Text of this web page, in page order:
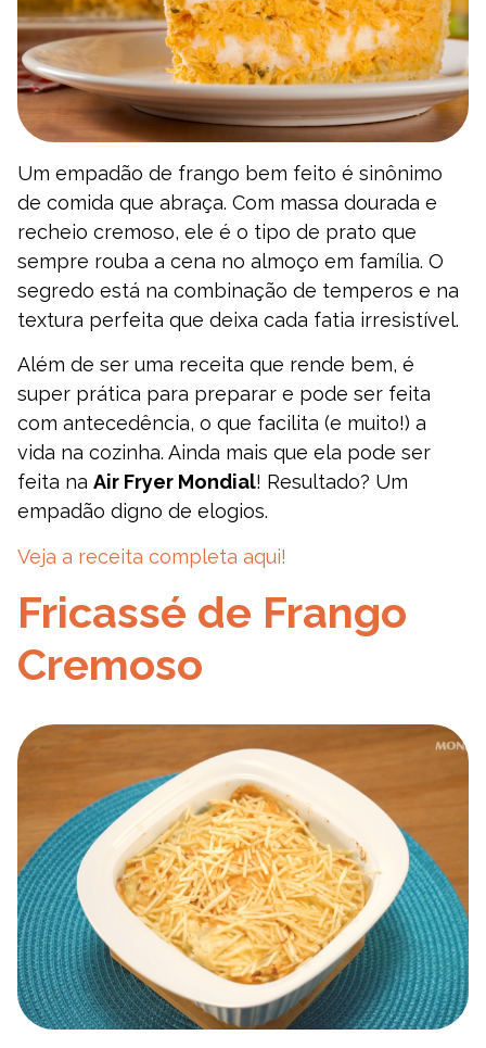
Um empadão de frango bem feito é sinônimo
de comida que abraça. Com massa dourada e
recheio cremoso, ele é o tipo de prato que
sempre rouba a cena no almoço em família. O
segredo está na combinação de temperos e na
textura perfeita que deixa cada fatia irresistível.
Além de ser uma receita que rende bem, é
super prática para preparar e pode ser feita
com antecedência, o que facilita (e muito!) a
vida na cozinha. Ainda mais que ela pode ser
feita na Air Fryer Mondial! Resultado? Um
empadão digno de elogios.
Veja a receita completa aqui!
Fricassé de Frango
Cremoso